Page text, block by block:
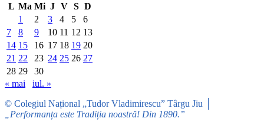
L Ma Mi J V S D
1
2 3 4 5
6
7
8 9 10 11 12 13
14 15 16 17 18 19 20
21 22 23 24 25 26 27
28 29
30
« mai
iul. »
© Colegiul Național „Tudor Vladimirescu” Târgu Jiu │
„Performanța este Tradiția noastră! Din 1890.”